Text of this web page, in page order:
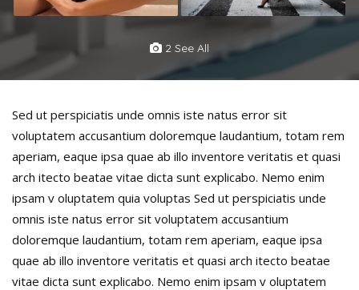
2 See All
Sed ut perspiciatis unde omnis iste natus error sit
voluptatem accusantium doloremque laudantium, totam rem
aperiam, eaque ipsa quae ab illo inventore veritatis et quasi
arch itecto beatae vitae dicta sunt explicabo. Nemo enim
ipsam v oluptatem quia voluptas Sed ut perspiciatis unde
omnis iste natus error sit voluptatem accusantium
doloremque laudantium, totam rem aperiam, eaque ipsa
quae ab illo inventore veritatis et quasi arch itecto beatae
vitae dicta sunt explicabo. Nemo enim ipsam v oluptatem